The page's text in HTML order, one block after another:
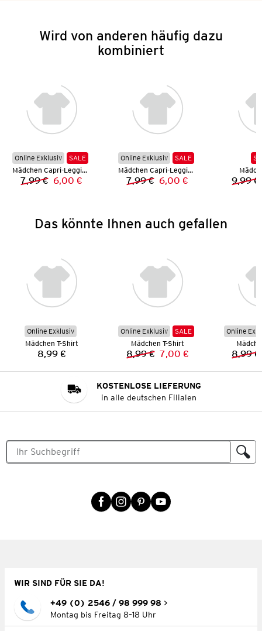
Wird von anderen häufig dazu
kombiniert
Online Exklusiv
SALE
Mädchen Capri-Leggings
Vorheriger Preis:
7,99 € Neuer Preis:
6,00 €
Online Exklusiv
SALE
Mädchen Capri-Leggings
Vorheriger Preis:
7,99 € Neuer Preis:
6,00 € 9,99 €
Das könnte Ihnen auch gefallen
Online Exklusiv
Mädchen T-Shirt
Preis:
8,99 €
Online Exklusiv
SALE
Mädchen T-Shirt
Vorheriger Preis:
8,99 € Neuer Preis:
7,00 €
Online
8,99 €
KOSTENLOSE LIEFERUNG
in alle deutschen Filialen
WIR SIND FÜR SIE DA!
+49 (0) 2546 / 98 999 98
Montag bis Freitag 8–18 Uhr